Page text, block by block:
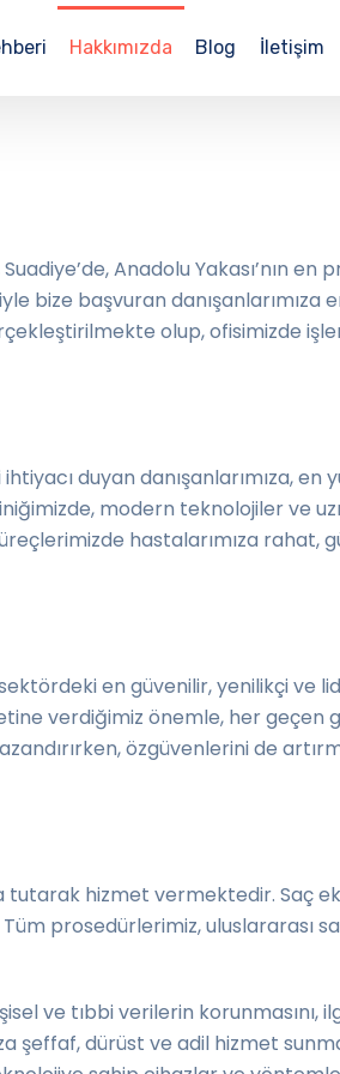
Hakkımızda Blog İletişim
Anadolu Yakası’nın
bize başvuran
olup, ofisimizde
duyan danışanlarımıza,
modern teknolojiler
hastalarımıza rahat,
en güvenilir, yenilikçi ve
verdiğimiz önemle, her
özgüvenlerini de
hizmet vermektedir. Saç
prosedürlerimiz, uluslararası
ve tıbbi verilerin
şeffaf, dürüst ve adil hizmet